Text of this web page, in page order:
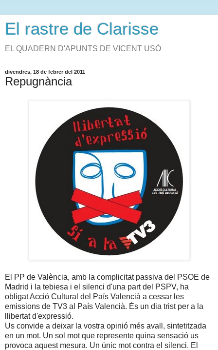
El rastre de Clarisse
EL QUADERN D'APUNTS DE VICENT USÓ
divendres, 18 de febrer del 2011
Repugnància
El PP de València, amb la complicitat passiva del PSOE de
Madrid i la tebiesa i el silenci d'una part del PSPV, ha
obligat Acció Cultural del País Valencià a cessar les
emissions de TV3 al País Valencià. És un dia trist per a la
llibertat d'expressió.
Us convide a deixar la vostra opinió més avall, sintetitzada
en un mot. Un sol mot que represente quina sensació us
provoca aquest mesura. Un únic mot contra el silenci. El